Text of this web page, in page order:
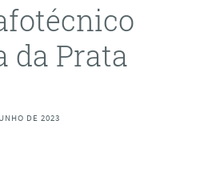
da Prata
DE 2023